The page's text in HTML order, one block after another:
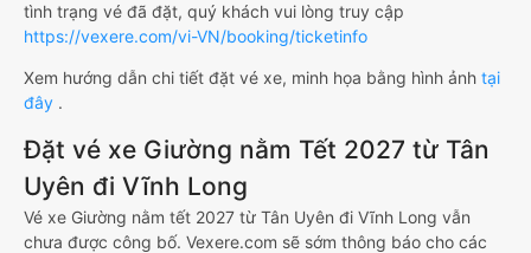
tình trạng vé đã đặt, quý khách vui lòng truy cập
https://vexere.com/vi-VN/booking/ticketinfo
Xem hướng dẫn chi tiết đặt vé xe, minh họa bằng hình ảnh tại
đây .
Đặt vé xe Giường nằm Tết 2027 từ Tân
Uyên đi Vĩnh Long
Vé xe Giường nằm tết 2027 từ Tân Uyên đi Vĩnh Long vẫn
chưa được công bố. Vexere.com sẽ sớm thông báo cho các